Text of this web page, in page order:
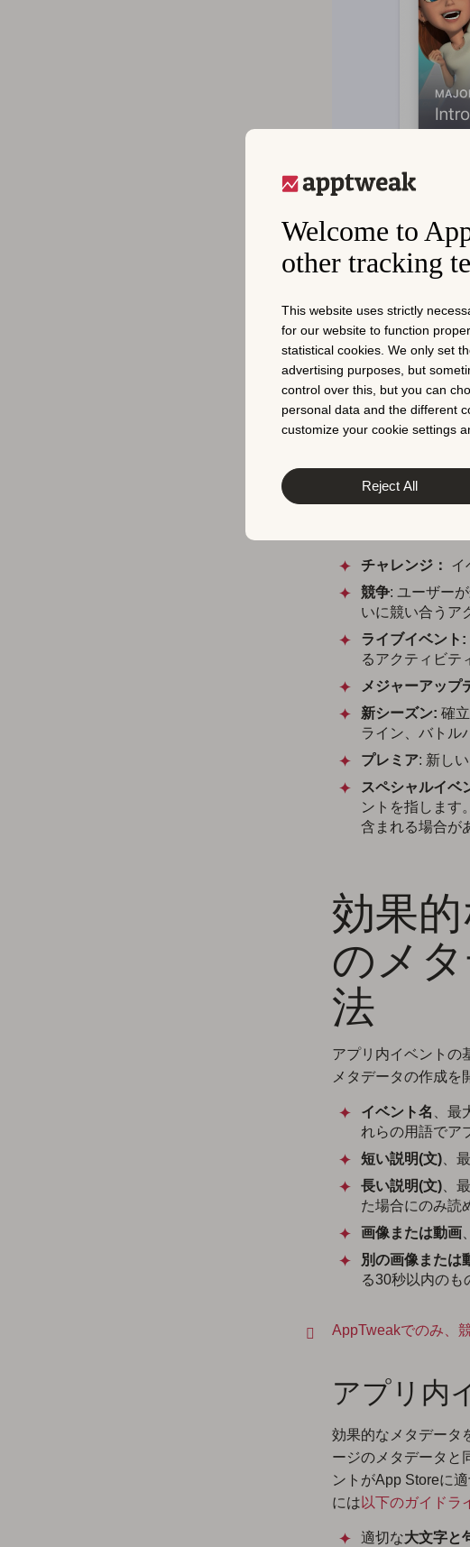
Welcome to
other tracking
This website uses strictly
for our website to function
statistical cookies. We only set
advertising purposes, but
control over this, but you can
personal data and the different
customize your cookie settings
Reject All
App Storeでの
ここでわかるように
しいIAEを公開しまし
アプリ内イベントは、
とがよくあります。
な新機能のリリース
Scrabble® Goは、新
トバッジを適切に使
は、新機能のプロモ
のアップデートにふ
チャレンジ：
イ
競争: ユーザー
いに競い合うア
ライブイベント:
るアクティビテ
メジャーアップ
新シーズン: 確
ライン、バトル
プレミア: 新し
スペシャルイベ
ントを指します
含まれる場合が
効果
のメ
法
アプリ内イベントの
メタデータの作成を
イベント名
、
れらの用語でア
短い説明(文) 、
長い説明(文) 、
た場合にのみ読
画像または動画
別の画像または
る30秒以内のも
AppTweakでのみ、
アプリ内
効果的なメタデータ
ージのメタデータと
ントがApp Storeに
には 以下のガイドラ
適切な大文字と